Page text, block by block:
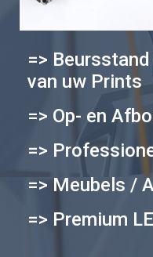
=>
van uw Prints
=> Op- en
=>
=> Meubels /
=> Premium